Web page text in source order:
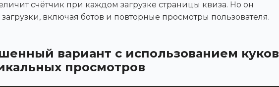
счётчик при каждом загрузке страницы квиза. Но он
загрузки, включая ботов и повторные просмотры пользователя.
вариант с использованием куков
просмотров